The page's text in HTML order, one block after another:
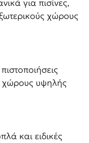
για πισίνες,
χώρους
χώρους υψηλής
και ειδικές